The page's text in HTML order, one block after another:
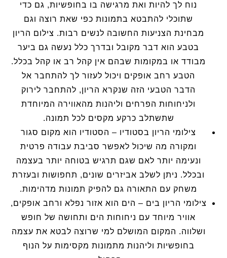
נוח לך להיות ואת מרגישה בו בחופשיות, גם כדי
שתוכלי להתבטא בתמונות כפי שאת רוצה וגם
מבחינת הצניעות החשובה לנשים רבות. צילום הריון
בטבע הוא דבר מקובל ובדרך כלל נעשה גם ביער
מבודד או במקומות שבהם אין קהל רב או קהל בכלל.
הטבע רחב אופקים ויכול לעזור לך להתחבר אל
הדבר הטבעי הזה שנקרא הריון, להתחבר לירוק
ולניחוחות הפרחים וליהנות מהאווירה המיוחדת
שתשתלב כרקע מקסים לכל תמונה.
צילומי הריון בסטודיו – הסטודיו הוא מקום סגור
ומקורה מה שיכול לאפשר סביבת עבודה פרטית
ונעימה יותר לאם שגם תרגיש בטוחה יותר בעצמה
ובכלל. ניתן לשלב אביזרים שונים, תחפושות ובעזרת
משחק עם התאורה גם להפיק תמונות מדהימות.
צילומי הריון בים – הים הוא אזור נפלא ורחב אופקים,
אוויר מיוחד עם ניחוחות הים ותחושה של חופש
ושלווה. המקום המושלם למי שרוצה לבטא את עצמה
בחופשיות וליהנות מתמונות מקסימות על הנוף